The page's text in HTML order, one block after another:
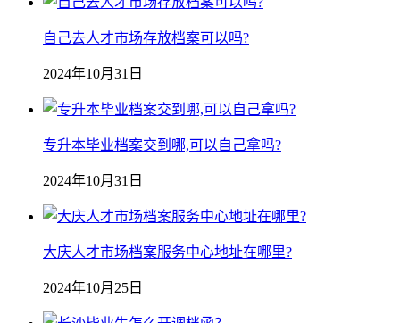
自己去人才市场存放档案可以吗?
2024年10月31日
专升本毕业档案交到哪,可以自己拿吗?
2024年10月31日
大庆人才市场档案服务中心地址在哪里?
2024年10月25日